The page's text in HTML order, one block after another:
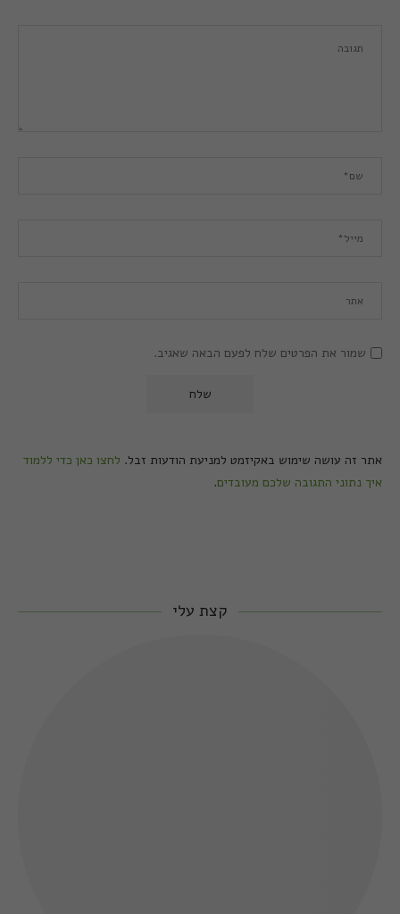
שמור את הפרטים שלח לפעם הבאה שאגיב.
אתר זה עושה שימוש באקיזמט למניעת הודעות זבל. לחצו כאן כדי ללמוד
איך נתוני התגובה שלכם מעובדים.
קצת עלי